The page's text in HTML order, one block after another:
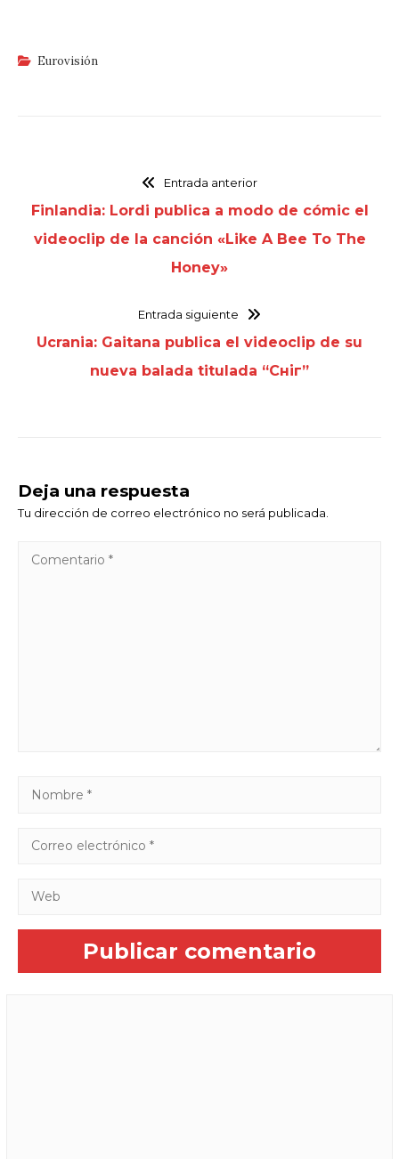
Eurovisión
Entrada anterior
Finlandia: Lordi publica a modo de cómic el
videoclip de la canción «Like A Bee To The
Honey»
Entrada siguiente
Ucrania: Gaitana publica el videoclip de su
nueva balada titulada “Сніг”
Deja una respuesta
Tu dirección de correo electrónico no será publicada.